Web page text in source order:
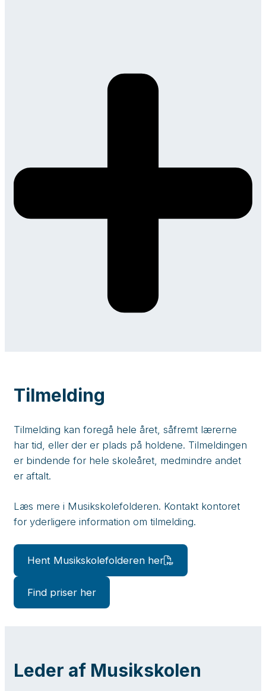
Tilmelding
Tilmelding kan foregå hele året, såfremt lærerne
har tid, eller der er plads på holdene. Tilmeldingen
er bindende for hele skoleåret, medmindre andet
er aftalt.
Læs mere i Musikskolefolderen. Kontakt kontoret
for yderligere information om tilmelding.
Hent Musikskolefolderen her
Find priser her
Leder af Musikskolen